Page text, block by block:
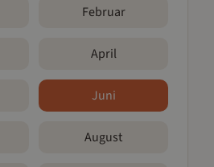
Februar
April
Juni
August